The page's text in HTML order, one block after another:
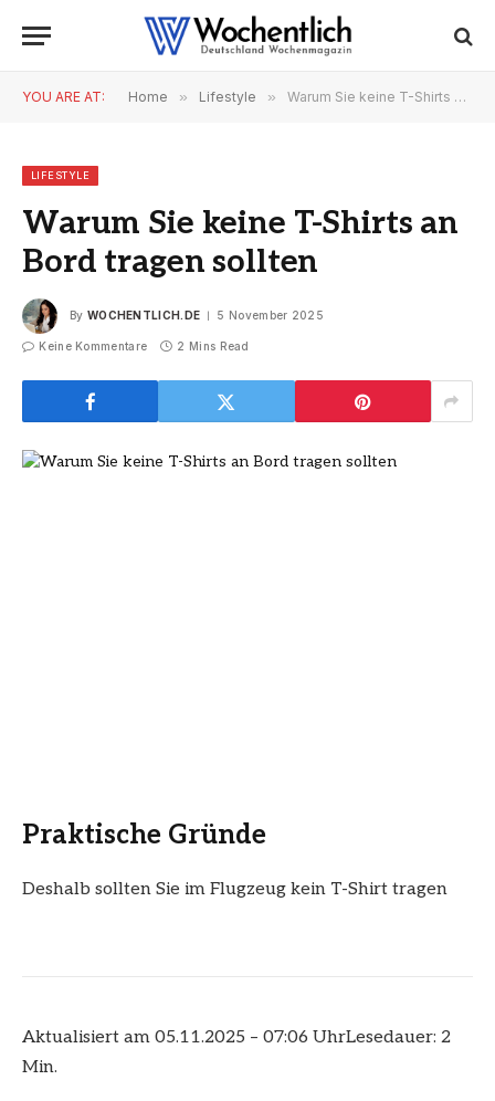
YOU ARE AT: Home » Lifestyle » Warum Sie keine T-Shirts an Bord tragen sollten
LIFESTYLE
Warum Sie keine T-Shirts an
Bord tragen sollten
By WOCHENTLICH.DE 5 November 2025
Keine Kommentare 2 Mins Read
Praktische Gründe
Deshalb sollten Sie im Flugzeug kein T-Shirt tragen
Aktualisiert am 05.11.2025 – 07:06 UhrLesedauer: 2
Min.